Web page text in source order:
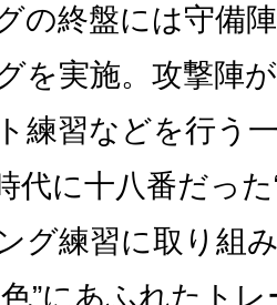
の終盤には守備
を実施。攻撃陣
練習などを行う
代に十八番だっ
グ練習に取り組
色”にあふれたト